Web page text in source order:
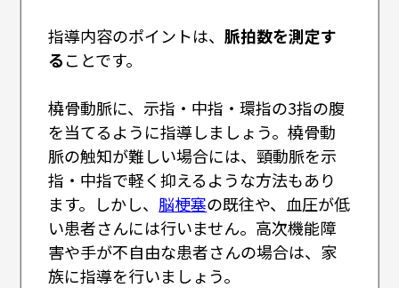
指導内容のポイントは、脈拍数を測定す
ることです。
橈骨動脈に、示指・中指・環指の3指の腹
を当てるように指導しましょう。橈骨動
脈の触知が難しい場合には、頸動脈を示
指・中指で軽く抑えるような方法もあり
ます。しかし、 脳梗塞の既往や、血圧が低
い患者さんには行いません。高次機能障
害や手が不自由な患者さんの場合は、家
族に指導を行いましょう。